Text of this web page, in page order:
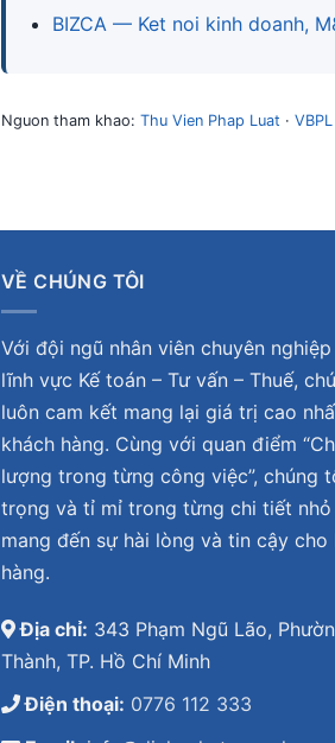
BIZCA — Ket noi kinh doanh,
Nguon tham khao: Thu Vien Phap Luat ·
VỀ CHÚNG TÔI
Với đội ngũ nhân viên chuyên
lĩnh vực Kế toán – Tư vấn – Thuế,
luôn cam kết mang lại giá trị cao
khách hàng. Cùng với quan điểm
lượng trong từng công việc”, chúng
trọng và tỉ mỉ trong từng chi tiết nhỏ
mang đến sự hài lòng và tin cậy cho
hàng.
Địa chỉ: 343 Phạm Ngũ Lão,
Thành, TP. Hồ Chí Minh
Điện thoại: 0776 112 333